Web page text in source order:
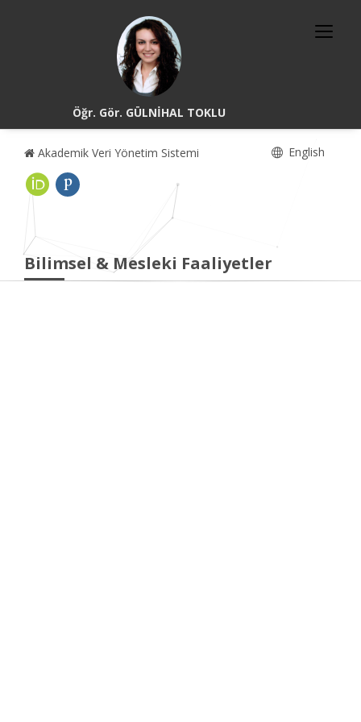
Öğr. Gör. GÜLNİHAL TOKLU
Akademik Veri Yönetim Sistemi English
Bilimsel & Mesleki Faaliyetler